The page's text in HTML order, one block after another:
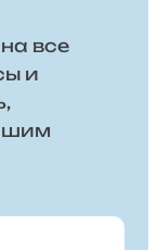
все
и